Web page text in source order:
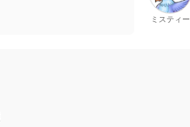
ミスティー